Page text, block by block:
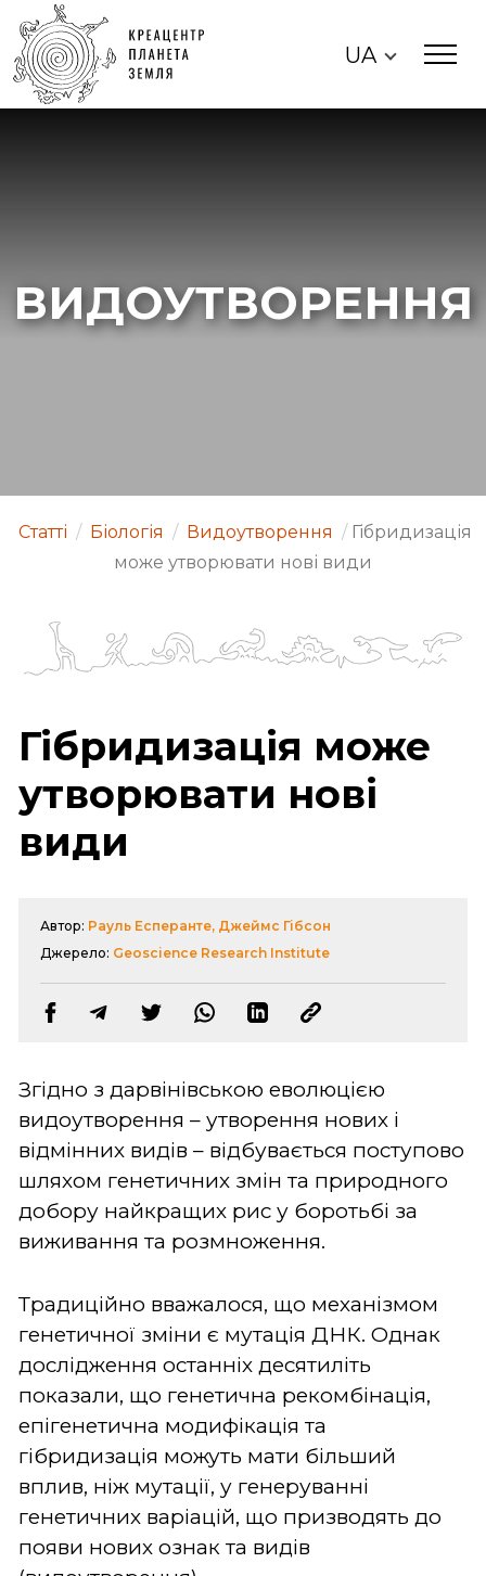
UA
ВИДОУТВОРЕННЯ
Статті / Біологія / Видоутворення / Гібридизація
може утворювати нові види
Гібридизація може
утворювати нові
види
Автор: Рауль Есперанте, Джеймс Гібсон
Джерело: Geoscience Research Institute
Згідно з дарвінівською еволюцією
видоутворення – утворення нових і
відмінних видів – відбувається поступово
шляхом генетичних змін та природного
добору найкращих рис у боротьбі за
виживання та розмноження.
Традиційно вважалося, що механізмом
генетичної зміни є мутація ДНК. Однак
дослідження останніх десятиліть
показали, що генетична рекомбінація,
епігенетична модифікація та
гібридизація можуть мати більший
вплив, ніж мутації, у генеруванні
генетичних варіацій, що призводять до
появи нових ознак та видів